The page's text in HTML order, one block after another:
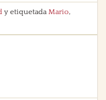
y etiquetadaMario,